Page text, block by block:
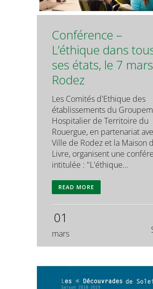
Conférence –
L’éthique dans
ses états, le 7
Rodez
Les Comités d'Ethique des
établissements du
Hospitalier de Territoire du
Rouergue, en partenariat
Ville de Rodez et la Maison
Livre, organisent une
intitulée : "L'éthique...
READ MORE
01
mars